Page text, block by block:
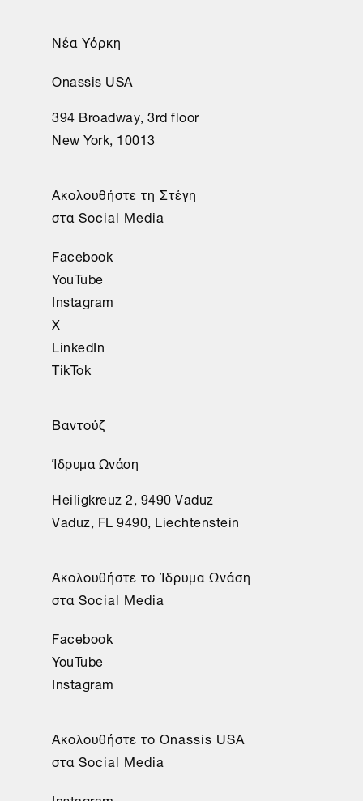
Νέα Υόρκη
Onassis USA
394 Broadway, 3rd floor
New York, 10013
Ακολουθήστε τη Στέγη
στα Social Media
Facebook
YouTube
Instagram
X
LinkedIn
TikTok
Βαντούζ
Ίδρυμα Ωνάση
Heiligkreuz 2, 9490 Vaduz
Vaduz, FL 9490, Liechtenstein
Aκολουθήστε το Ίδρυμα Ωνάση
στα Social Media
Facebook
YouTube
Instagram
Aκολουθήστε το Onassis USA
στα Social Media